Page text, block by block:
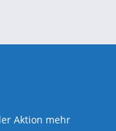
Aktion mehr